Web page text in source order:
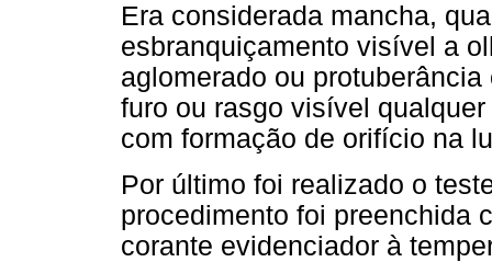
Era considerada mancha,
esbranquiçamento visível a
aglomerado ou
furo ou rasgo visível
com formação de orifício na
Por último foi realizado o
procedimento foi preenchida
corante evidenciador à